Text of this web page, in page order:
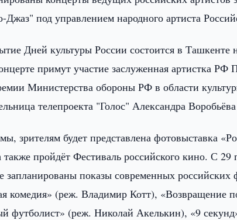
под управлением народного артиста
Дней культуры России состоится в
примут участие заслуженная артистка РФ
Министерства обороны РФ в области
телепроекта "Голос" Александра
зрителям будет представлена фотовыставка
также пройдёт Фестиваль российского кино. С
показы современных российских
комедия» (реж. Владимир Котт), «Возвращение
футболист» (реж. Николай Акелькин), «9